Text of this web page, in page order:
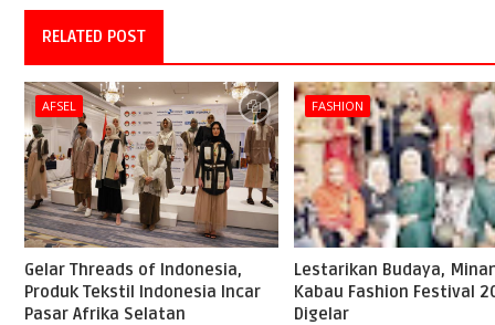
RELATED POST
AFSEL
Gelar Threads of Indonesia,
Produk Tekstil Indonesia Incar
Pasar Afrika Selatan
FASHION
Lestarikan Budaya,
Kabau Fashion Festival
Digelar